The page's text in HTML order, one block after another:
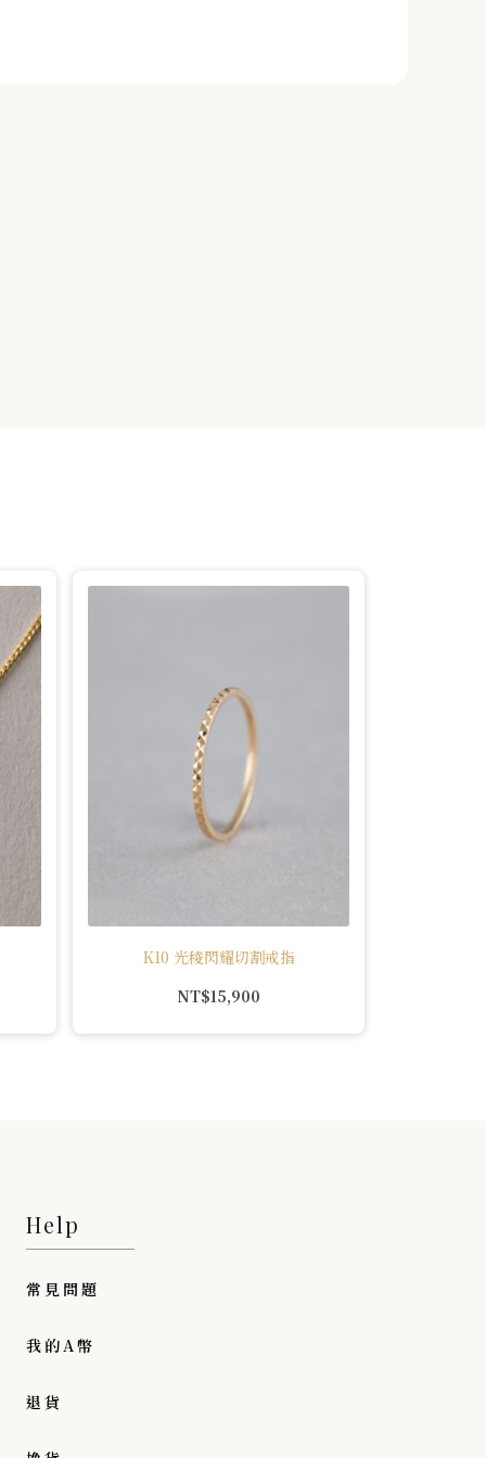
K10 光稜閃耀切割戒指
NT$15,900
Help
常見問題
我的A幣
退貨